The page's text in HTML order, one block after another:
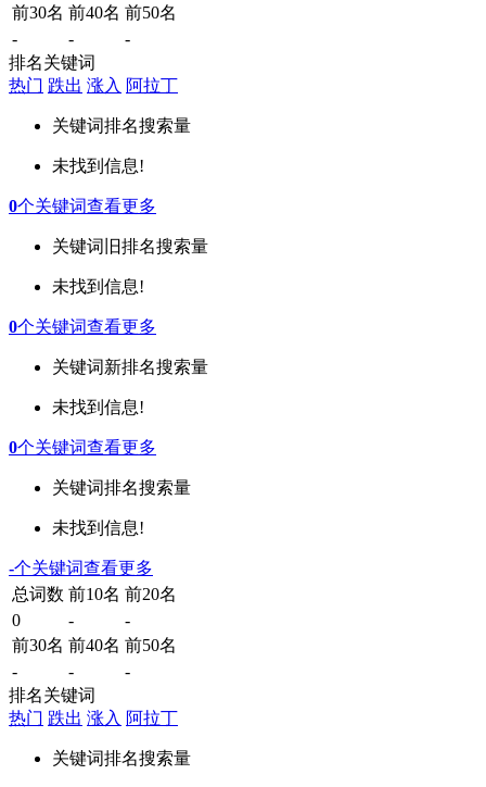
前30名 前40名 前50名
-
-
-
排名关键词
热门 跌出 涨入 阿拉丁
关键词排名搜索量
未找到信息!
0个关键词查看更多
关键词 旧排名搜索量
未找到信息!
0个关键词查看更多
关键词新排名搜索量
未找到信息!
0个关键词查看更多
关键词排名搜索量
未找到信息!
-个关键词查看更多
总词数 前10名 前20名
0
-
-
前30名 前40名 前50名
-
-
-
排名关键词
热门 跌出 涨入 阿拉丁
关键词排名搜索量